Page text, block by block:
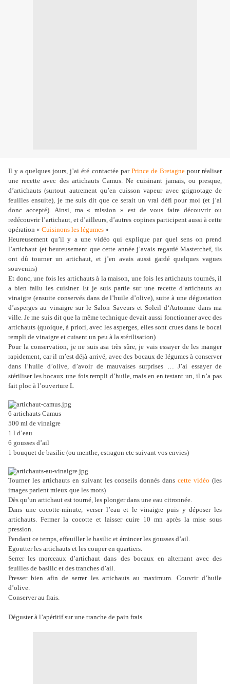
Il y a quelques jours, j’ai été contactée par Prince de Bretagnepour réaliser
une recette avec des artichauts Camus. Ne cuisinant jamais, ou presque,
d’artichauts (surtout autrement qu’en cuisson vapeur avec grignotage de
feuilles ensuite), je me suis dit que ce serait un vrai défi pour moi (et j’ai
donc accepté). Ainsi, ma « mission » est de vous faire découvrir ou
redécouvrir l’artichaut, et d’ailleurs, d’autres copines participent aussi à cette
opération « Cuisinons les légumes »
Heureusement qu’il y a une vidéo qui explique par quel sens on prend
l’artichaut (et heureusement que cette année j’avais regardé Masterchef, ils
ont dû tourner un artichaut, et j’en avais aussi gardé quelques vagues
souvenirs)
Et donc, une fois les artichauts à la maison, une fois les artichauts tournés, il
a bien fallu les cuisiner. Et je suis partie sur une recette d’artichauts au
vinaigre (ensuite conservés dans de l’huile d’olive), suite à une dégustation
d’asperges au vinaigre sur le Salon Saveurs et Soleil d‘Automne dans ma
ville. Je me suis dit que la même technique devait aussi fonctionner avec des
artichauts (quoique, à priori, avec les asperges, elles sont crues dans le bocal
rempli de vinaigre et cuisent un peu à la stérilisation)
Pour la conservation, je ne suis asa très sûre, je vais essayer de les manger
rapidement, car il m’est déjà arrivé, avec des bocaux de légumes à conserver
dans l’huile d’olive, d’avoir de mauvaises surprises … J’ai essayer de
stériliser les bocaux une fois rempli d’huile, mais en en testant un, il n’a pas
fait ploc à l’ouverture L
6 artichauts Camus
500 ml de vinaigre
1 l d’eau
6 gousses d’ail
1 bouquet de basilic (ou menthe, estragon etc suivant vos envies)
Tourner les artichauts en suivant les conseils donnés danscette vidéo (les
images parlent mieux que les mots)
Dès qu’un artichaut est tourné, les plonger dans une eau citronnée.
Dans une cocotte-minute, verser l’eau et le vinaigre puis y déposer les
artichauts. Fermer la cocotte et laisser cuire 10 mn après la mise sous
pression.
Pendant ce temps, effeuiller le basilic et émincer les gousses d’ail.
Egoutter les artichauts et les couper en quartiers.
Serrer les morceaux d’artichaut dans des bocaux en alternant avec des
feuilles de basilic et des tranches d’ail.
Presser bien afin de serrer les artichauts au maximum. Couvrir d’huile
d’olive.
Conserver au frais.
Déguster à l’apéritif sur une tranche de pain frais.